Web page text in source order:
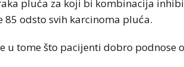
pluća za koji bi kombinacija
85 odsto svih karcinoma pluća.
u tome što pacijenti dobro podnose